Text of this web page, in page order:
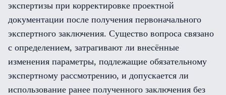
экспертизы при корректировке проектной
документации после получения первоначального
экспертного заключения. Существо вопроса связано
с определением, затрагивают ли внесённые
изменения параметры, подлежащие обязательному
экспертному рассмотрению, и допускается ли
использование ранее полученного заключения без